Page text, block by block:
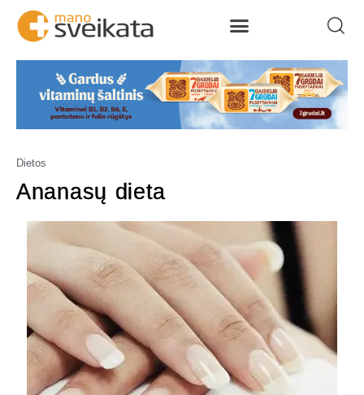
Dietos
Ananasų dieta